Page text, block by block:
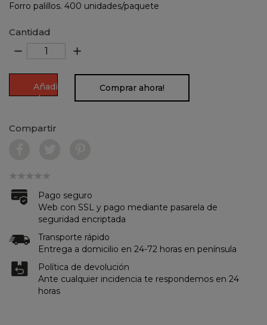
Forro palillos. 400 unidades/paquete
Cantidad
remove add
Añadir
al
Comprar ahora!
Compartir
Pago seguro
Web con SSL y pago mediante pasarela de
seguridad encriptada
Transporte rápido
Entrega a domicilio en 24-72 horas en península
Política de devolución
Ante cualquier incidencia te respondemos en 24
horas